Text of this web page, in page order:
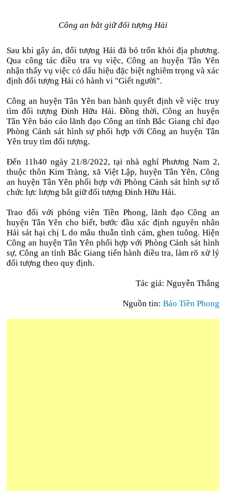
Công an bắt giữ đối tượng Hải
Sau khi gây án, đối tượng Hải đã bỏ trốn khỏi địa phương.
Qua công tác điều tra vụ việc, Công an huyện Tân Yên
nhận thấy vụ việc có dấu hiệu đặc biệt nghiêm trọng và xác
định đối tượng Hải có hành vi "Giết người".
Công an huyện Tân Yên ban hành quyết định về việc truy
tìm đối tượng Đinh Hữu Hải. Đồng thời, Công an huyện
Tân Yên báo cáo lãnh đạo Công an tỉnh Bắc Giang chỉ đạo
Phòng Cảnh sát hình sự phối hợp với Công an huyện Tân
Yên truy tìm đối tượng.
Đến 11h40 ngày 21/8/2022, tại nhà nghỉ Phương Nam 2,
thuộc thôn Kim Tràng, xã Việt Lập, huyện Tân Yên, Công
an huyện Tân Yên phối hợp với Phòng Cảnh sát hình sự tổ
chức lực lượng bắt giữ đối tượng Đinh Hữu Hải.
Trao đổi với phóng viên Tiền Phong, lãnh đạo Công an
huyện Tân Yên cho biết, bước đầu xác định nguyên nhân
Hải sát hại chị L do mâu thuẫn tình cảm, ghen tuông. Hiện
Công an huyện Tân Yên phối hợp với Phòng Cảnh sát hình
sự, Công an tỉnh Bắc Giang tiến hành điều tra, làm rõ xử lý
đối tượng theo quy định.
Tác giả: Nguyễn Thắng
Nguồn tin: Báo Tiền Phong